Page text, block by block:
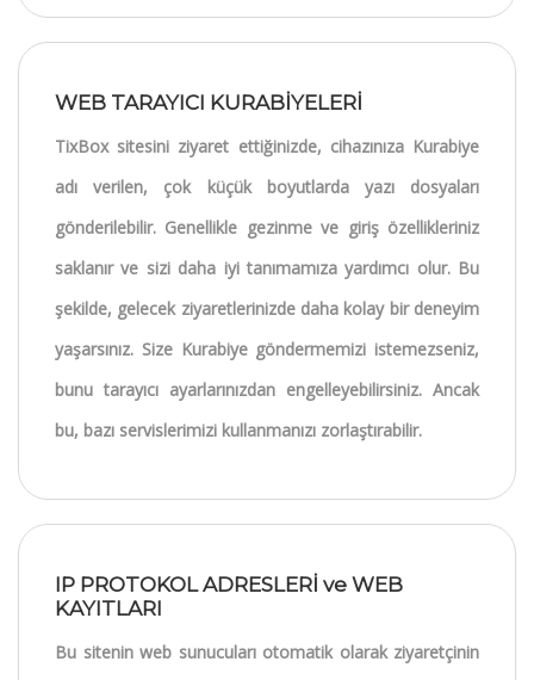
WEB TARAYICI KURABİYELERİ
TixBox sitesini ziyaret ettiğinizde, cihazınıza Kurabiye
adı verilen, çok küçük boyutlarda yazı dosyaları
gönderilebilir. Genellikle gezinme ve giriş özellikleriniz
saklanır ve sizi daha iyi tanımamıza yardımcı olur. Bu
şekilde, gelecek ziyaretlerinizde daha kolay bir deneyim
yaşarsınız. Size Kurabiye göndermemizi istemezseniz,
bunu tarayıcı ayarlarınızdan engelleyebilirsiniz. Ancak
bu, bazı servislerimizi kullanmanızı zorlaştırabilir.
IP PROTOKOL ADRESLERİ ve WEB
KAYITLARI
Bu sitenin web sunucuları otomatik olarak ziyaretçinin